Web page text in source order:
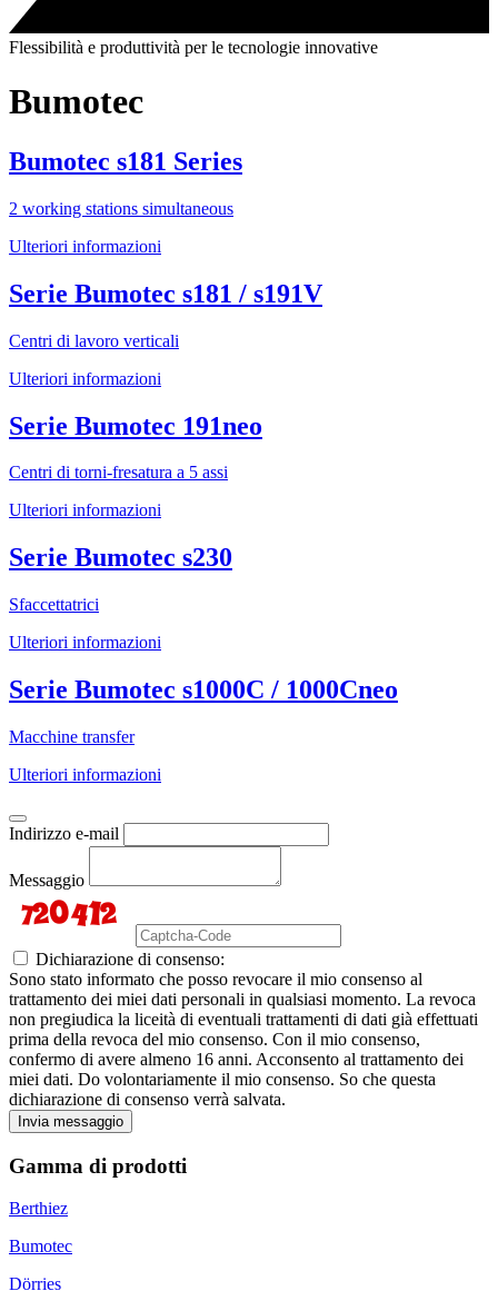
Flessibilità e produttività per le tecnologie innovative
Bumotec
Bumotec s181 Series
2 working stations simultaneous
Ulteriori informazioni
Serie Bumotec s181 / s191V
Centri di lavoro verticali
Ulteriori informazioni
Serie Bumotec 191neo
Centri di torni-fresatura a 5 assi
Ulteriori informazioni
Serie Bumotec s230
Sfaccettatrici
Ulteriori informazioni
Serie Bumotec s1000C / 1000Cneo
Macchine transfer
Ulteriori informazioni
Indirizzo e-mail
Messaggio
Dichiarazione di consenso:
Sono stato informato che posso revocare il mio consenso al
trattamento dei miei dati personali in qualsiasi momento. La revoca
non pregiudica la liceità di eventuali trattamenti di dati già effettuati
prima della revoca del mio consenso. Con il mio consenso,
confermo di avere almeno 16 anni. Acconsento al trattamento dei
miei dati. Do volontariamente il mio consenso. So che questa
dichiarazione di consenso verrà salvata.
Invia messaggio
Gamma di prodotti
Berthiez
Bumotec
Dörries